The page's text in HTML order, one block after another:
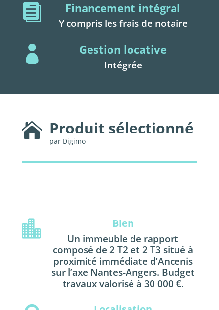
 Financement intégral
Y compris les frais de notaire
 Gestion locative
Intégrée
 Produit sélectionné
par Digimo
 Bien
Un immeuble de rapport
composé de 2 T2 et 2 T3 situé à
proximité immédiate d’Ancenis
sur l’axe Nantes-Angers. Budget
travaux valorisé à 30 000 €.